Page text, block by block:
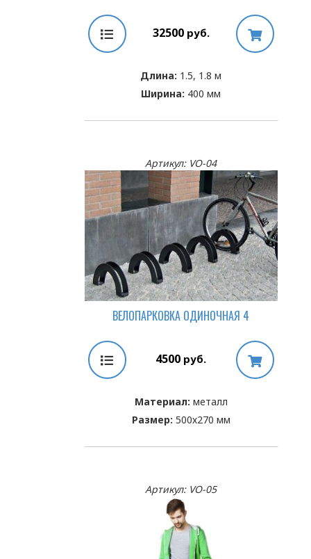
32500руб.
Длина: 1.5, 1.8 м
Ширина: 400 мм
Артикул: VO-04
ВЕЛОПАРКОВКА ОДИНОЧНАЯ 4
4500 руб.
Материал: металл
Размер: 500х270 мм
Артикул: VO-05